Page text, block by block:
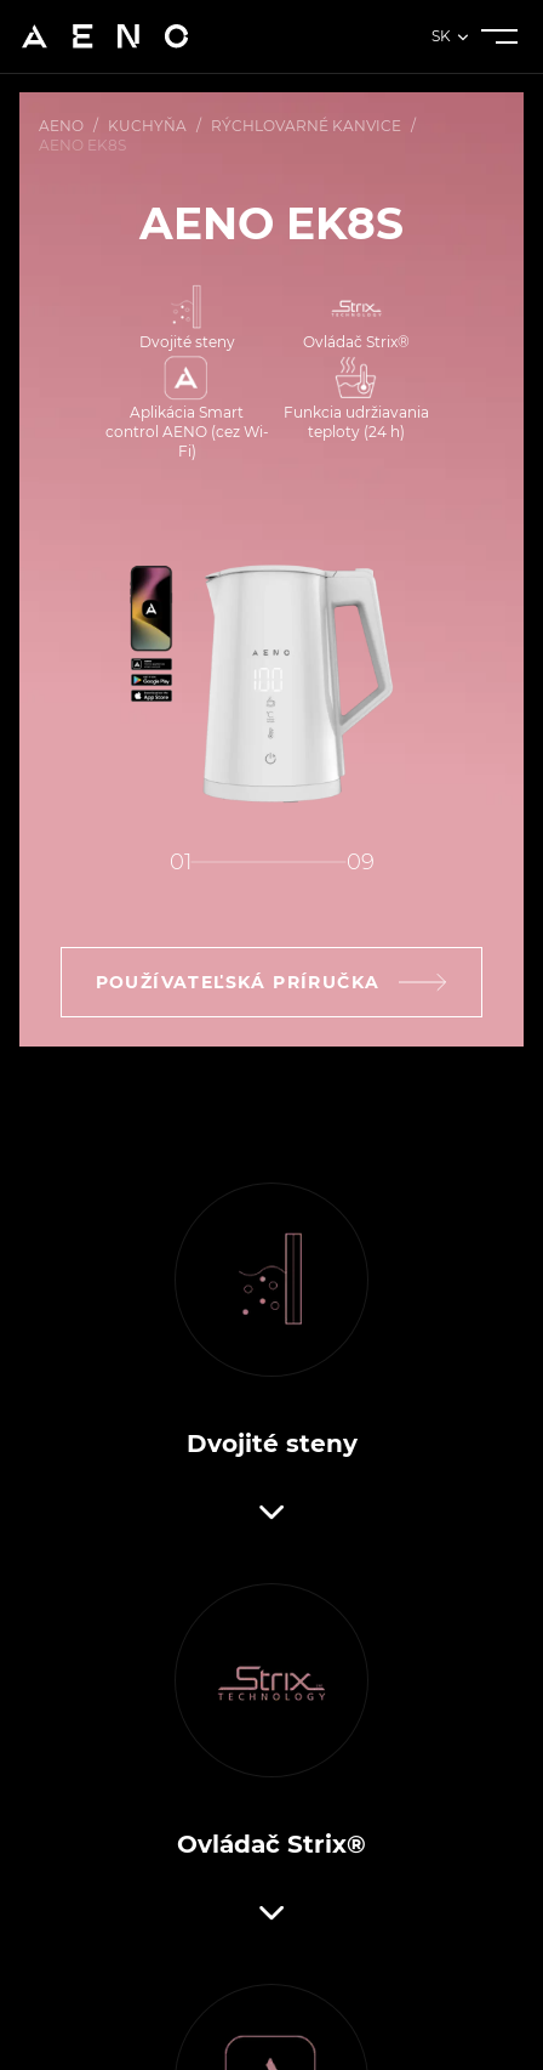
SK
AENO / KUCHYŇA / RÝCHLOVARNÉ KANVICE /
AENO EK8S
AENO EK8S
Dvojité steny Ovládač Strix®
Aplikácia Smart
control AENO (cez Wi-
Fi)
Funkcia udržiavania
teploty (24 h)
01 09
POUŽÍVATEĽSKÁ PRÍRUČKA
Dvojité steny
Ovládač Strix®